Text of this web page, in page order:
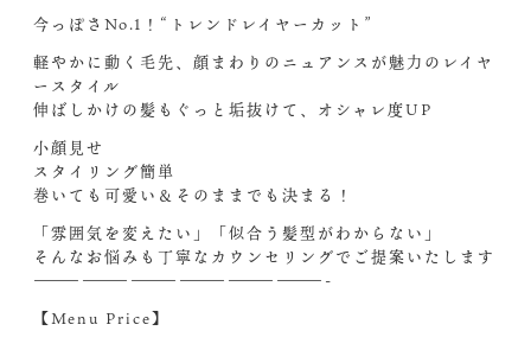
今っぽさNo.1！“トレンドレイヤーカット”
軽やかに動く毛先、顔まわりのニュアンスが魅力のレイヤ
ースタイル️
伸ばしかけの髪もぐっと垢抜けて、オシャレ度UP
小顔見せ
スタイリング簡単
巻いても可愛い＆そのままでも決まる！
「雰囲気を変えたい」「似合う髪型がわからない」
そんなお悩みも丁寧なカウンセリングでご提案いたします
——————————————————-
【Menu Price】